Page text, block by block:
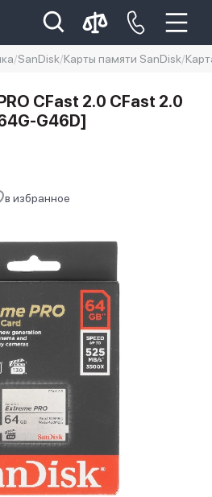
айфон 14
SanDisk Карты памяти SanDisk
в избранное
CFast 2.0 CFast 2.0
G46D]